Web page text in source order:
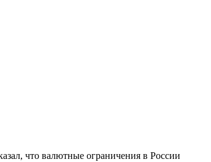
что валютные ограничения в России